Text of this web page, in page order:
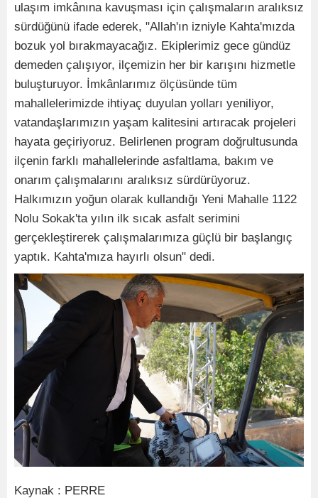
ulaşım imkânına kavuşması için çalışmaların aralıksız
sürdüğünü ifade ederek, "Allah'ın izniyle Kahta'mızda
bozuk yol bırakmayacağız. Ekiplerimiz gece gündüz
demeden çalışıyor, ilçemizin her bir karışını hizmetle
buluşturuyor. İmkânlarımız ölçüsünde tüm
mahallelerimizde ihtiyaç duyulan yolları yeniliyor,
vatandaşlarımızın yaşam kalitesini artıracak projeleri
hayata geçiriyoruz. Belirlenen program doğrultusunda
ilçenin farklı mahallelerinde asfaltlama, bakım ve
onarım çalışmalarını aralıksız sürdürüyoruz.
Halkımızın yoğun olarak kullandığı Yeni Mahalle 1122
Nolu Sokak'ta yılın ilk sıcak asfalt serimini
gerçekleştirerek çalışmalarımıza güçlü bir başlangıç
yaptık. Kahta'mıza hayırlı olsun" dedi.
Kaynak : PERRE